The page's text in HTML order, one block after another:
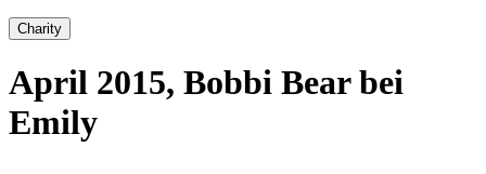
Charity
April 2015, Bobbi Bear bei
Emily